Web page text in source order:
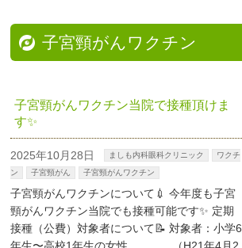
子宮頸がんワクチン
子宮頸がんワクチン当院で接種頂けま
す✨
2025年10月28日 ましも内科眼科クリニック
ワクチ
ン
子宮頸がん 子宮頸がんワクチン
子宮頸がんワクチンについて💉 今年度も子宮
頸がんワクチン当院でも接種可能です✨ 定期
接種（公費）対象者について📝 対象者：小学6